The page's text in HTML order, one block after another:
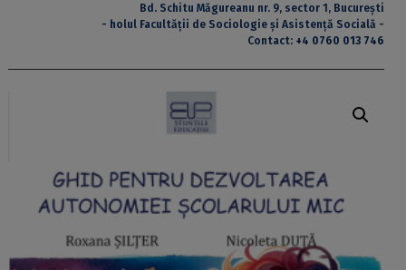
Bd. Schitu Măgureanu nr. 9, sector 1, București
- holul Facultății de Sociologie și Asistență Socială -
Contact: +4 0760 013 746